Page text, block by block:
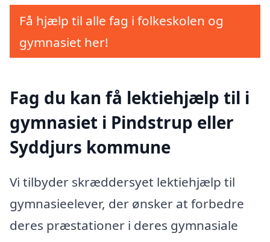
Få hjælp til alle fag i folkeskolen og
gymnasiet her!
Fag du kan få lektiehjælp til i
gymnasiet i Pindstrup eller
Syddjurs kommune
Vi tilbyder skræddersyet lektiehjælp til
gymnasieelever, der ønsker at forbedre
deres præstationer i deres gymnasiale